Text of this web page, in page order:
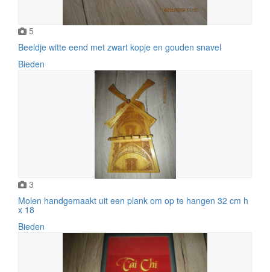
5
Beeldje witte eend met zwart kopje en gouden snavel
Bieden
3
Molen handgemaakt uit een plank om op te hangen 32 cm h
x 18
Bieden